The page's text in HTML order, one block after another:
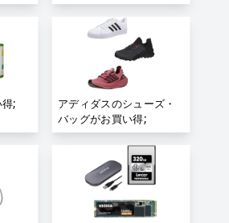
;
アディダスのシューズ・
バッグがお買い得;